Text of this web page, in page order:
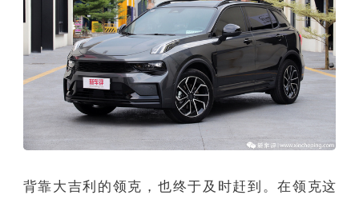
背靠大吉利的领克，也终于及时赶到。在领克这